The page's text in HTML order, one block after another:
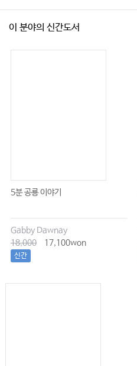
이 분야의 신간도서
5분 공룡 이야기
Gabby Dawnay
18,000
17,100won
신간